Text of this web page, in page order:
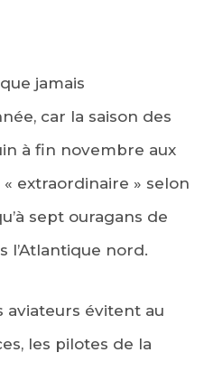
jamais
car la saison des
à fin novembre aux
extraordinaire » selon
sept ouragans de
l’Atlantique nord.
aviateurs évitent au
les pilotes de la